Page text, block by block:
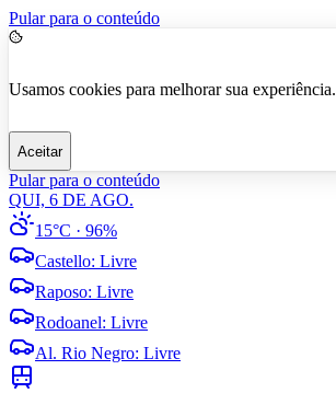
Pular para o conteúdo
Usamos cookies para melhorar sua experiência.
Aceitar
Pular para o conteúdo
QUI, 6 DE AGO.
15°C · 96%
Castello: Livre
Raposo: Livre
Rodoanel: Livre
Al. Rio Negro: Livre